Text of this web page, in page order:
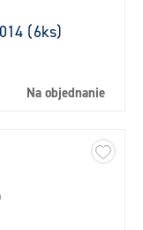
(6ks)
Na objednanie